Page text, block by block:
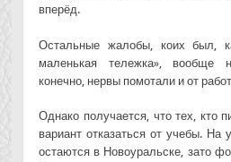
вперёд.
Остальные жалобы, коих был,
маленькая тележка», вообще
конечно, нервы помотали и от
Однако получается, что тех, кто
вариант отказаться от учебы. На
остаются в Новоуральске, зато